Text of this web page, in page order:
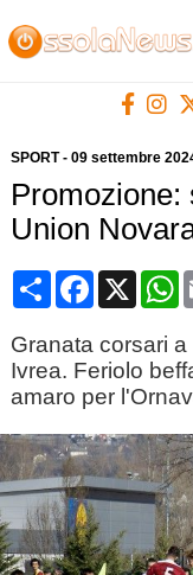
SPORT- 09 settembre
Promozione:
Union
CondividiFacebook
X
Granata corsari
Ivrea. Feriolo
amaro per